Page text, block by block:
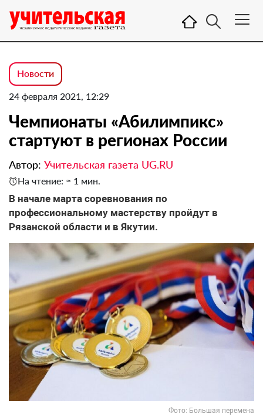
Новости
24 февраля 2021, 12:29
Чемпионаты «Абилимпикс»
стартуют в регионах России
Автор: Учительская газета UG.RU
На чтение: ≈ 1 мин.
В начале марта соревнования по
профессиональному мастерству пройдут в
Рязанской области и в Якутии.
Фото: Большая перемена